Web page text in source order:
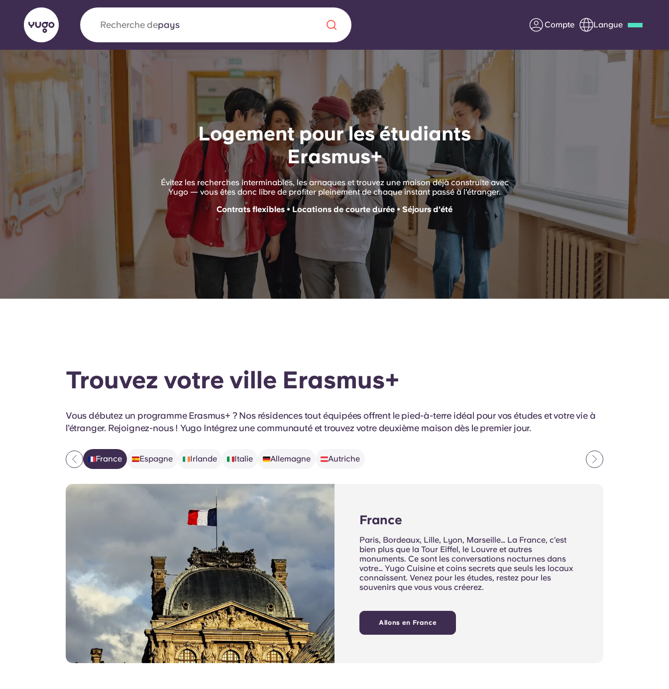
Recherche deuniversité Compte Langue
À proposLieux
Yugo x VCARB : À l'avant-garde d'une
nouvelle ère pour le logement étudiant
Yugo Le partenariat novateur de [nom de l'entreprise] avec
VCARB alimente l'innovation, l'ambition et des moments
inoubliables pour les étudiants.
À propos de nous
S'associer à Yugo
FAQ
Informations pour les
parents
Blog
Entrer en contact
English (GB) English (US) Chinese Català Deutsch
Logement pour les étudiants
Erasmus+
Évitez les recherches interminables, les arnaques et trouvez une maison déjà construite avec
Yugo — vous êtes donc libre de profiter pleinement de chaque instant passé à l'étranger.
Contrats flexibles • Locations de courte durée • Séjours d'été
Trouvez votre ville Erasmus+
Vous débutez un programme Erasmus+ ? Nos résidences tout équipées offrent le pied-à-terre idéal pour vos études et votre vie à
l’étranger. Rejoignez-nous ! Yugo Intégrez une communauté et trouvez votre deuxième maison dès le premier jour.
🇫🇷France 🇪🇸Espagne 🇮🇪Irlande 🇮🇹Italie 🇩🇪Allemagne 🇦🇹Autriche
France
Paris, Bordeaux, Lille, Lyon, Marseille… La France, c’est
bien plus que la Tour Eiffel, le Louvre et autres
monuments. Ce sont les conversations nocturnes dans
votre… Yugo Cuisine et coins secrets que seuls les locaux
connaissent. Venez pour les études, restez pour les
souvenirs que vous vous créerez.
Allons en France